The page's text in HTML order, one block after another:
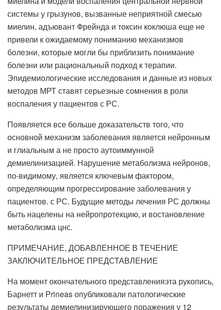
системы у грызунов, вызванные неприятной смесью
миелин, адъювант Фрейнда и токсин коклюша еще не
привели к ожидаемому пониманию механизмов
болезни, которые могли бы приблизить понимание
болезни или рациональный подход к терапии.
Эпидемиологические исследования и данные из новых
методов МРТ ставят серьезные сомнения в роли
воспаления у пациентов с РС.
Появляется все больше доказательств того, что
основной механизм заболевания является нейронным
и глиальным а не просто аутоиммунной
демиелинизацией. Нарушение метаболизма нейронов,
по-видимому, является ключевым фактором,
определяющим прогрессирование заболевания у
пациентов. с РС. Будущие методы лечения РС должны
быть нацелены на нейропротекцию, и востановление
метаболизма цнс.
ПРИМЕЧАНИЕ, ДОБАВЛЕННОЕ В ТЕЧЕНИЕ
ЗАКЛЮЧИТЕЛЬНОЕ ПРЕДСТАВЛЕНИЕ
На момент окончательного представленияэта рукопись,
Барнетт и Prineas опубликовали патологические
результаты демиелинизирующего поражения у 12